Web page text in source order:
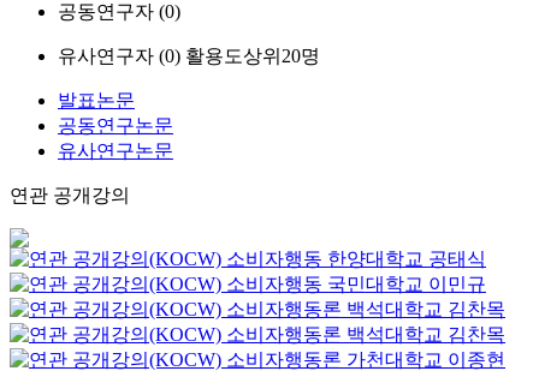
공동연구자 (0)
유사연구자 (0) 활용도상위20명
발표논문
공동연구논문
유사연구논문
연관 공개강의
소비자행동 한양대학교 공태식
소비자행동 국민대학교 이민규
소비자행동론 백석대학교 김찬목
소비자행동론 백석대학교 김찬목
소비자행동론 가천대학교 이종현